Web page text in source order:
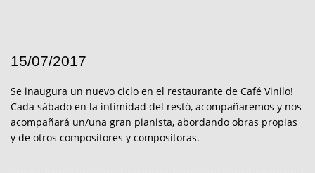
15/07/2017
Se inaugura un nuevo ciclo en el restaurante de Café Vinilo!
Cada sábado en la intimidad del restó, acompañaremos y nos
acompañará un/una gran pianista, abordando obras propias
y de otros compositores y compositoras.